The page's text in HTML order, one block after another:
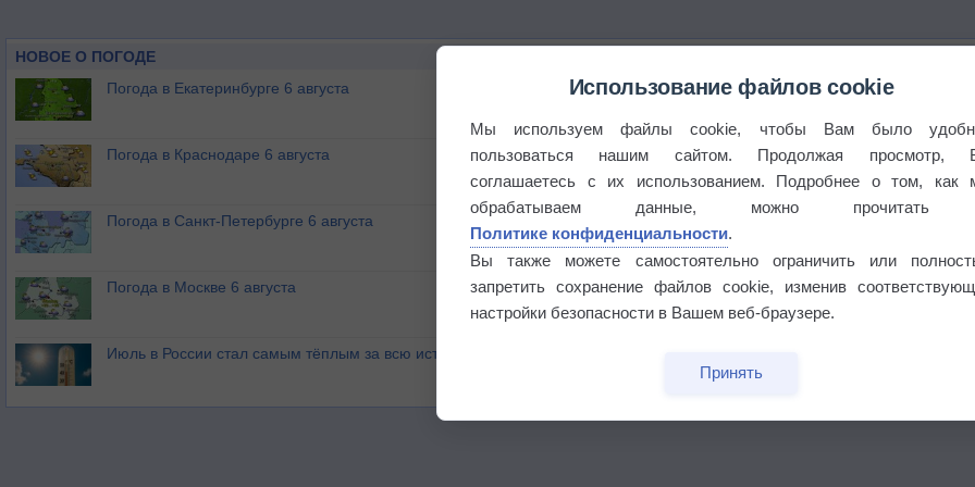
НОВОЕ О ПОГОДЕ
Погода в Екатеринбурге 6 августа
Погода в Краснодаре 6 августа
Погода в Санкт-Петербурге 6 августа
Погода в Москве 6 августа
Июль в России стал самым тёплым за всю историю
Использование файлов cookie
Мы используем файлы cookie, чтобы Вам было
пользоваться нашим сайтом. Продолжая просмотр,
соглашаетесь с их использованием. Подробнее о том, как
обрабатываем данные, можно прочитать
Политике конфиденциальности.
Вы также можете самостоятельно ограничить или
запретить сохранение файлов cookie, изменив
настройки безопасности в Вашем веб-браузере.
Принять